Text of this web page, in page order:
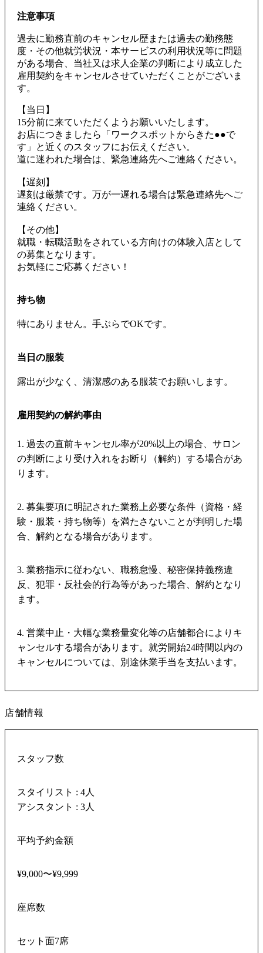
注意事項
過去に勤務直前のキャンセル歴または過去の勤務態
度・その他就労状況・本サービスの利用状況等に問題
がある場合、当社又は求人企業の判断により成立した
雇用契約をキャンセルさせていただくことがございま
す。
【当日】
15分前に来ていただくようお願いいたします。
お店につきましたら「ワークスポットからきた●●で
す」と近くのスタッフにお伝えください。
道に迷われた場合は、緊急連絡先へご連絡ください。
【遅刻】
遅刻は厳禁です。万が一遅れる場合は緊急連絡先へご
連絡ください。
【その他】
就職・転職活動をされている方向けの体験入店として
の募集となります。
お気軽にご応募ください！
持ち物
特にありません。手ぶらでOKです。
当日の服装
露出が少なく、清潔感のある服装でお願いします。
雇用契約の解約事由
1. 過去の直前キャンセル率が20%以上の場合、サロン
の判断により受け入れをお断り（解約）する場合があ
ります。
2. 募集要項に明記された業務上必要な条件（資格・経
験・服装・持ち物等）を満たさないことが判明した場
合、解約となる場合があります。
3. 業務指示に従わない、職務怠慢、秘密保持義務違
反、犯罪・反社会的行為等があった場合、解約となり
ます。
4. 営業中止・大幅な業務量変化等の店舗都合によりキ
ャンセルする場合があります。就労開始24時間以内の
キャンセルについては、別途休業手当を支払います。
店舗情報
スタッフ数
スタイリスト : 4人
アシスタント : 3人
平均予約金額
¥9,000〜¥9,999
座席数
セット面7席